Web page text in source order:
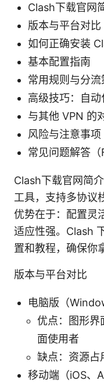
Clash下载官网
版本与平台对比
如何正确安装
基本配置指南
常用规则与分流
高级技巧：自
与其他 VPN 的
风险与注意事项
常见问题解答（
Clash下载官网简
工具，支持多协议
优势在于：配置灵
适应性强。Clash
置和教程，确保你
版本与平台对比
电脑版（
优点：图形界
面使用者
缺点：资源占
移动端（iOS、